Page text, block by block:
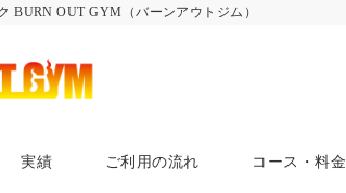
BURN OUT GYM（バーンアウトジム）
実績 ご利用の流れ コース・料金